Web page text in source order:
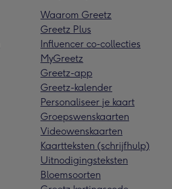
Waarom Greetz
Greetz Plus
Influencer co-collecties
MyGreetz
Greetz-app
Greetz-kalender
Personaliseer je kaart
Groepswenskaarten
Videowenskaarten
Kaartteksten (schrijfhulp)
Uitnodigingsteksten
Bloemsoorten